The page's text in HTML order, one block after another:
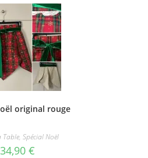
original rouge
Table, Spécial Noël
34,90 €